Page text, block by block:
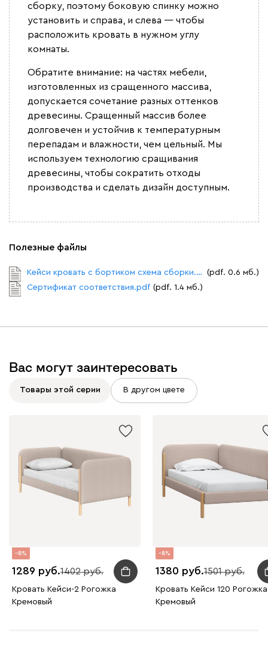
сборку, поэтому боковую спинку можно
установить и справа, и слева — чтобы
расположить кровать в нужном углу
комнаты.
Обратите внимание: на частях мебели,
изготовленных из сращенного массива,
допускается сочетание разных оттенков
древесины. Сращенный массив более
долговечен и устойчив к температурным
перепадам и влажности, чем цельный. Мы
используем технологию сращивания
древесины, чтобы сократить отходы
производства и сделать дизайн доступным.
Полезные файлы
Кейси кровать с бортиком схема сборки.pdf
(pdf. 0.6 мб.)
Сертификат соответствия.pdf (pdf. 1.4 мб.)
Вас могут заинтересовать
Товары этой серии В другом цвете
8
1289 1402
Кровать Кейси-2 Рогожка
Кремовый
8
1380 1501
Кровать Кейси 120 Рогожка
Кремовый